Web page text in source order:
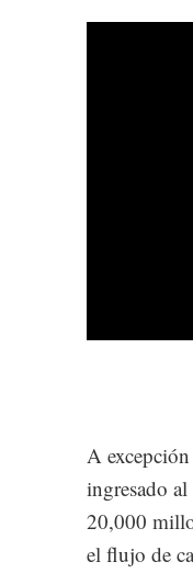
A
ingresado
20,000
el flujo de